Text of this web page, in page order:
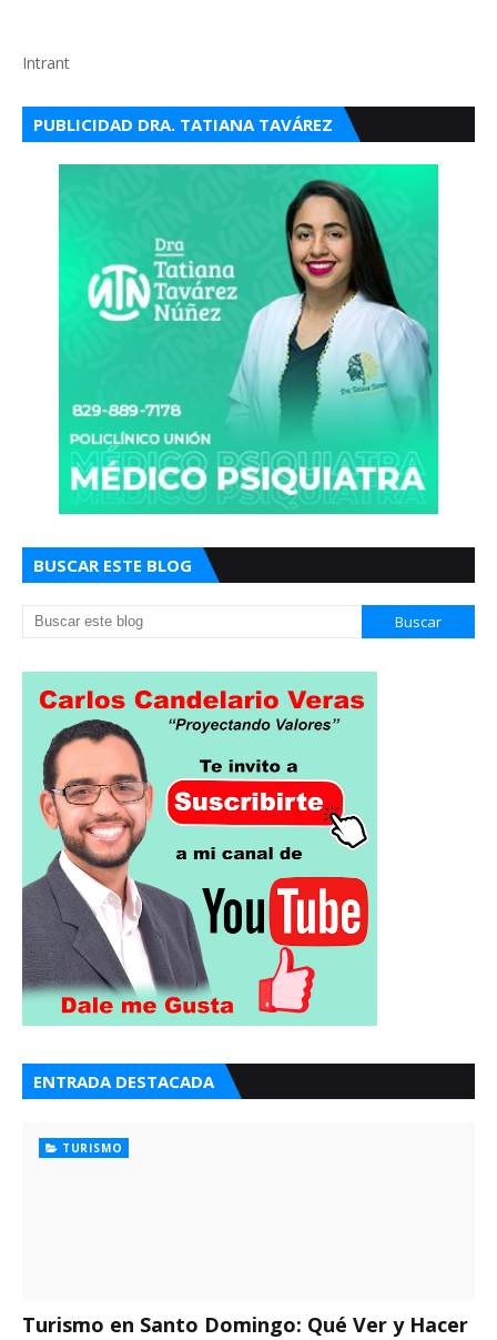
Intrant
PUBLICIDAD DRA. TATIANA TAVÁREZ
BUSCAR ESTE BLOG
ENTRADA DESTACADA
TURISMO
Turismo en Santo Domingo: Qué Ver y Hacer